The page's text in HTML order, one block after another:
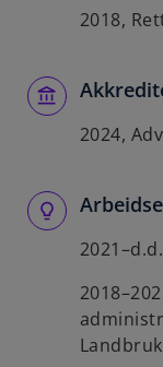
2018,
2024,